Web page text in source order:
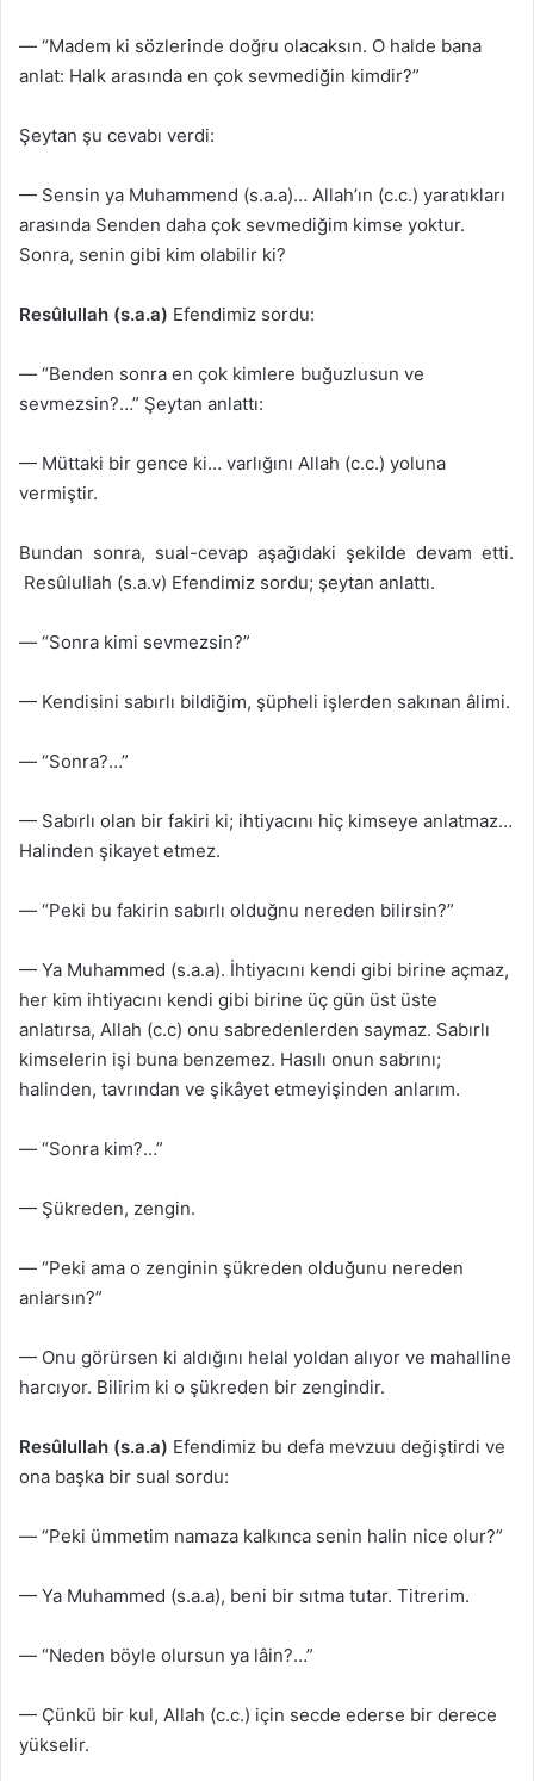
— “Madem ki sözlerinde doğru olacaksın. O halde bana
anlat: Halk arasında en çok sevmediğin kimdir?”
Şeytan şu cevabı verdi:
— Sensin ya Muhammend (s.a.a)… Allah’ın (c.c.) yaratıkları
arasında Senden daha çok sevmediğim kimse yoktur.
Sonra, senin gibi kim olabilir ki?
Resûlullah (s.a.a) Efendimiz sordu:
— “Benden sonra en çok kimlere buğuzlusun ve
sevmezsin?…” Şeytan anlattı:
— Müttaki bir gence ki… varlığını Allah (c.c.) yoluna
vermiştir.
Bundan sonra, sual-cevap aşağıdaki şekilde devam etti.
Resûlullah (s.a.v) Efendimiz sordu; şeytan anlattı.
— “Sonra kimi sevmezsin?”
— Kendisini sabırlı bildiğim, şüpheli işlerden sakınan âlimi.
— “Sonra?…”
— Sabırlı olan bir fakiri ki; ihtiyacını hiç kimseye anlatmaz…
Halinden şikayet etmez.
— “Peki bu fakirin sabırlı olduğnu nereden bilirsin?”
— Ya Muhammed (s.a.a). İhtiyacını kendi gibi birine açmaz,
her kim ihtiyacını kendi gibi birine üç gün üst üste
anlatırsa, Allah (c.c) onu sabredenlerden saymaz. Sabırlı
kimselerin işi buna benzemez. Hasılı onun sabrını;
halinden, tavrından ve şikâyet etmeyişinden anlarım.
— “Sonra kim?…”
— Şükreden, zengin.
— “Peki ama o zenginin şükreden olduğunu nereden
anlarsın?”
— Onu görürsen ki aldığını helal yoldan alıyor ve mahalline
harcıyor. Bilirim ki o şükreden bir zengindir.
Resûlullah (s.a.a) Efendimiz bu defa mevzuu değiştirdi ve
ona başka bir sual sordu:
— “Peki ümmetim namaza kalkınca senin halin nice olur?”
— Ya Muhammed (s.a.a), beni bir sıtma tutar. Titrerim.
— “Neden böyle olursun ya lâin?…”
— Çünkü bir kul, Allah (c.c.) için secde ederse bir derece
yükselir.